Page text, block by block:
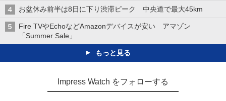
お盆休み前半は8日に下り渋滞ピーク 中央道で最大45km
Fire TVやEchoなどAmazonデバイスが安い アマゾン
「Summer Sale」
もっと見る
Impress Watch をフォローする